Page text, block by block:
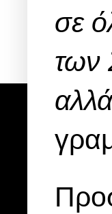
σε
των